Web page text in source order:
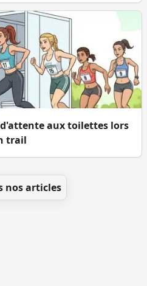
aux toilettes lors
trail
nos articles